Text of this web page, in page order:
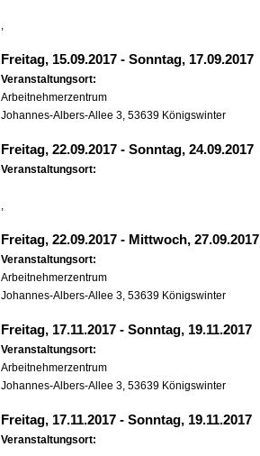
,
Freitag, 15.09.2017 - Sonntag, 17.09.2017
Veranstaltungsort:
Arbeitnehmerzentrum
Johannes-Albers-Allee 3, 53639 Königswinter
Freitag, 22.09.2017 - Sonntag, 24.09.2017
Veranstaltungsort:
,
Freitag, 22.09.2017 - Mittwoch, 27.09.2017
Veranstaltungsort:
Arbeitnehmerzentrum
Johannes-Albers-Allee 3, 53639 Königswinter
Freitag, 17.11.2017 - Sonntag, 19.11.2017
Veranstaltungsort:
Arbeitnehmerzentrum
Johannes-Albers-Allee 3, 53639 Königswinter
Freitag, 17.11.2017 - Sonntag, 19.11.2017
Veranstaltungsort: